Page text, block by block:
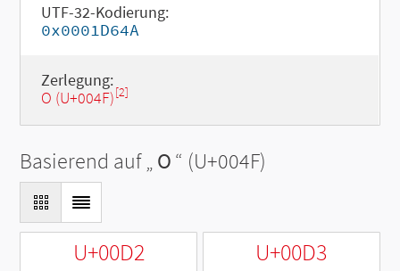
UTF-32-Kodierung:
0x0001D64A
Zerlegung:
O (U+004F)[2]
Basierend auf „O“ (U+004F)
U+00D2 U+00D3